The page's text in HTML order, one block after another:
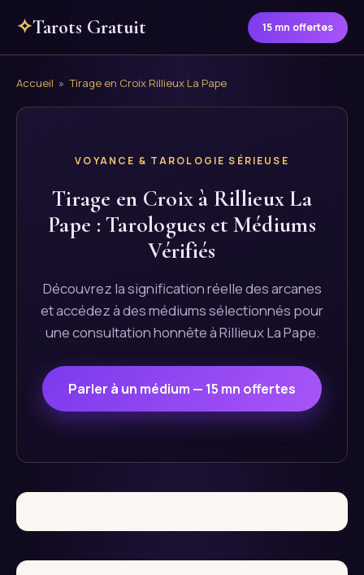
✧Tarots Gratuit 15 mn offertes
Accueil » Tirage en Croix Rillieux La Pape
VOYANCE & TAROLOGIE SÉRIEUSE
Tirage en Croix à Rillieux La
Pape : Tarologues et Médiums
Vérifiés
Découvrez la signification réelle des arcanes
et accédez à des médiums sélectionnés pour
une consultation honnête à Rillieux La Pape.
Parler à un médium — 15 mn offertes